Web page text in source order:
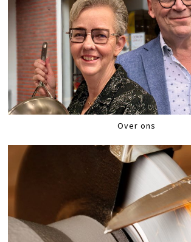
Over ons